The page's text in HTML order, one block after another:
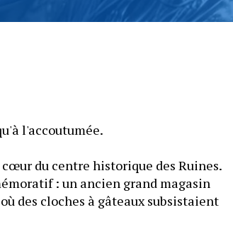
l'accoutumée.
du centre historique des Ruines.
: un ancien grand magasin
des cloches à gâteaux subsistaient